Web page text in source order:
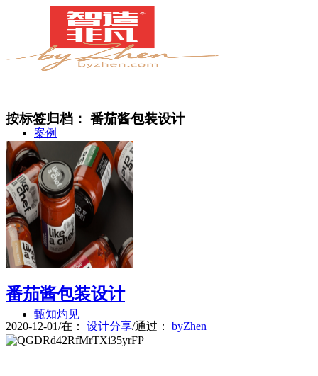
案例
简介
甄知灼见
按标签归档： 番茄酱包装设计
番茄酱包装设计
2020-12-01/在： 设计分享/通过： byZhen